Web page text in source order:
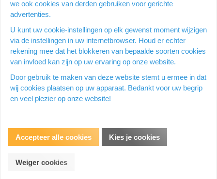
ECOlutions Easy Refill navulling
Op voorraad
verzonden
€ 3,04
ECOlutions Easy Refill
correctieroller
verzonden
€ 4,41
we ook cookies van derden gebruiken voor gerichte
advertenties.
U kunt uw cookie-instellingen op elk gewenst moment wijzigen
via de instellingen in uw internetbrowser. Houd er echter
rekening mee dat het blokkeren van bepaalde soorten cookies
van invloed kan zijn op uw ervaring op onze website.
Door gebruik te maken van deze website stemt u ermee in dat
wij cookies plaatsen op uw apparaat. Bedankt voor uw begrip
en veel plezier op onze website!
Accepteer alle cookies Kies je cookies
Weiger cookies